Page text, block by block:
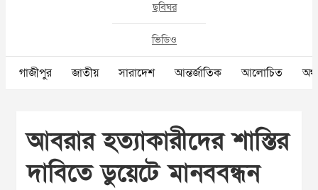
ছবিঘর
ভিডিও
গাজীপুর জাতীয় সারাদেশ আন্তর্জাতিক আলোচিত
আবরার হত্যাকারীদের শাস্তির
দাবিতে ডুয়েটে মানববন্ধন